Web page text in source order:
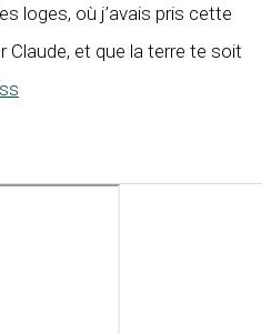
loges, où j’avais pris cette
et que la terre te soit